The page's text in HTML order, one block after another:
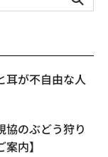
耳が不自由な人
協のぶどう狩り
内】